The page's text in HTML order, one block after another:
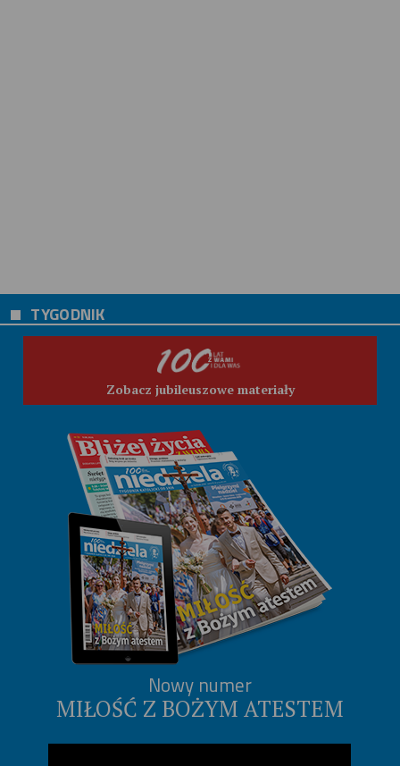
TYGODNIK
Zobacz jubileuszowe materiały
Nowy numer
MIŁOŚĆ Z BOŻYM ATESTEM